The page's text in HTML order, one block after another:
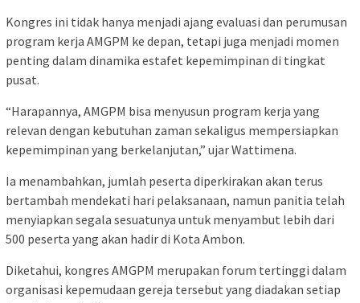
Kongres ini tidak hanya menjadi ajang evaluasi dan perumusan
program kerja AMGPM ke depan, tetapi juga menjadi momen
penting dalam dinamika estafet kepemimpinan di tingkat
pusat.
“Harapannya, AMGPM bisa menyusun program kerja yang
relevan dengan kebutuhan zaman sekaligus mempersiapkan
kepemimpinan yang berkelanjutan,” ujar Wattimena.
Ia menambahkan, jumlah peserta diperkirakan akan terus
bertambah mendekati hari pelaksanaan, namun panitia telah
menyiapkan segala sesuatunya untuk menyambut lebih dari
500 peserta yang akan hadir di Kota Ambon.
Diketahui, kongres AMGPM merupakan forum tertinggi dalam
organisasi kepemudaan gereja tersebut yang diadakan setiap